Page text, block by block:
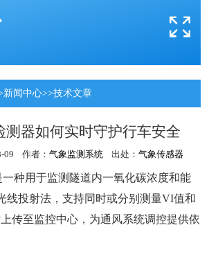
新闻中心>>技术文章
测器如何实时守护行车安全
09 作者： 气象监测系统 出处： 气象传感器
一种用于监测隧道内一氧化碳浓度和能
线投射法，支持同时或分别测量VI值和
传至监控中心，为通风系统调控提供依